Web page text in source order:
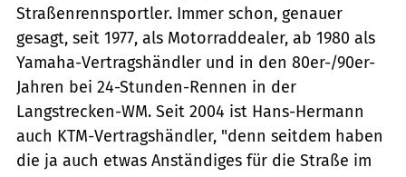
Straßenrennsportler. Immer schon, genauer
gesagt, seit 1977, als Motorraddealer, ab 1980 als
Yamaha-Vertragshändler und in den 80er-/90er-
Jahren bei 24-Stunden-Rennen in der
Langstrecken-WM. Seit 2004 ist Hans-Hermann
auch KTM-Vertragshändler, "denn seitdem haben
die ja auch etwas Anständiges für die Straße im